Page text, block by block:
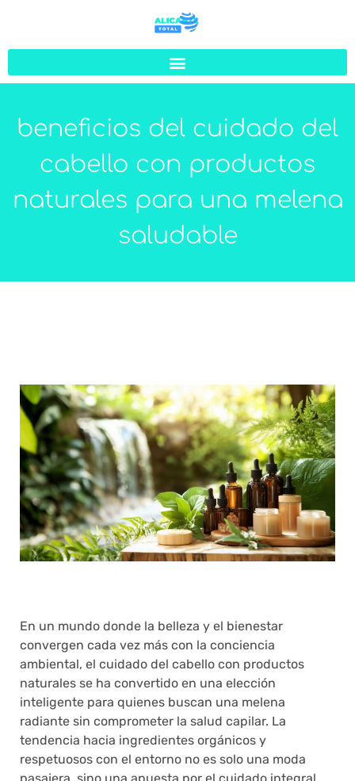
beneficios del cuidado del
cabello con productos
naturales para una melena
saludable
En un mundo donde la belleza y el bienestar
convergen cada vez más con la conciencia
ambiental, el cuidado del cabello con productos
naturales se ha convertido en una elección
inteligente para quienes buscan una melena
radiante sin comprometer la salud capilar. La
tendencia hacia ingredientes orgánicos y
respetuosos con el entorno no es solo una moda